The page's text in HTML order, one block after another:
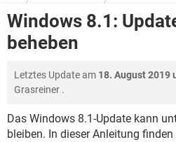
WINDOWS 10
WHATSAPP
SPIELE
ANDROID
WHATSAPP
DOWNLOADS
SPIELE
WINDOWS 10
WHATSAPP
FACEBOOK
FORUM
SPIELE
WINDOWS 10
LEXIKON
SPIELE
ANDROID
Windows 8
Windows 8.1:
beheben
Letztes Update am 18. August 2019
Grasreiner .
Das Windows 8.1-Update kann
bleiben. In dieser Anleitung finden